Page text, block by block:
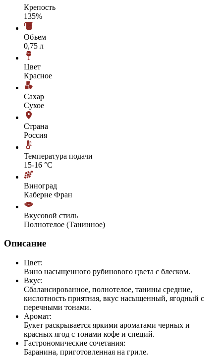
Крепость
135%
Объем
0,75 л
Цвет
Красное
Сахар
Сухое
Страна
Россия
Температура подачи
15-16 °С
Виноград
Каберне Фран
Вкусовой стиль
Полнотелое (Танинное)
Описание
Цвет:
Вино насыщенного рубинового цвета с блеском.
Вкус:
Сбалансированное, полнотелое, танины средние,
кислотность приятная, вкус насыщенный, ягодный с
перечными тонами.
Аромат:
Букет раскрывается яркими ароматами черных и
красных ягод с тонами кофе и специй.
Гастрономические сочетания:
Баранина, приготовленная на гриле.